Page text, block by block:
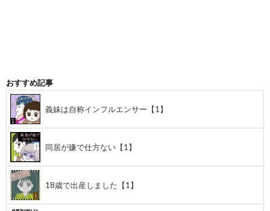
おすすめ記事
義妹は自称インフルエンサー【1】
同居が嫌で仕方ない【1】
18歳で出産しました【1】